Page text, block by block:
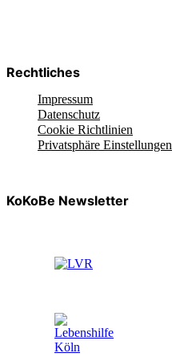
Rechtliches
Impressum
Datenschutz
Cookie Richtlinien
Privatsphäre Einstellungen
KoKoBe Newsletter